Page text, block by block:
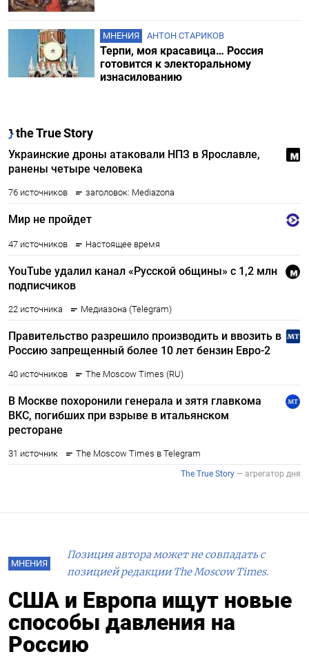
МНЕНИЯ АНТОН СТАРИКОВ
Терпи, моя красавица… Россия
готовится к электоральному
изнасилованию
МНЕНИЯ
Позиция автора может не совпадать с
позицией редакции The Moscow Times.
США и Европа ищут новые
способы давления на
Россию